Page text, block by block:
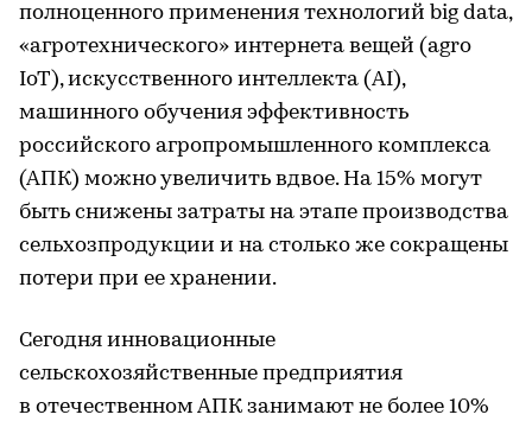
полноценного применения технологий big data,
«агротехнического» интернета вещей (agro
IoT), искусственного интеллекта (AI),
машинного обучения эффективность
российского агропромышленного комплекса
(АПК) можно увеличить вдвое. На 15% могут
быть снижены затраты на этапе производства
сельхозпродукции и на столько же сокращены
потери при ее хранении.
Сегодня инновационные
сельскохозяйственные предприятия
в отечественном АПК занимают не более 10%